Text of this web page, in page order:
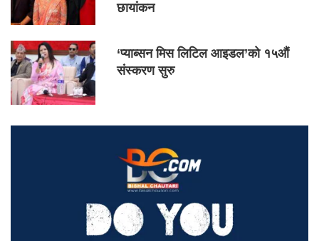
छायांकन
‘प्याब्सन मिस लिटिल आइडल’को १५औं
संस्करण सुरु